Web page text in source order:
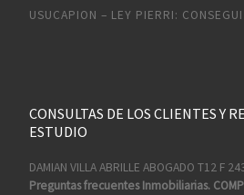
USUCAPION – LEY PIERRI:
CONSULTAS DE LOS CLIENTES Y
ESTUDIO
DAMIAN VILLA ABRILLE ABOGADO T12 F
Preguntas frecuentes Inmobiliarias.